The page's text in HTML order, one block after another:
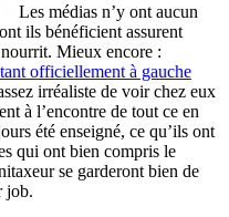
Les médias n’y ont aucun
ils bénéficient assurent
Mieux encore :
officiellement à gauche
irréaliste de voir chez eux
à l’encontre de tout ce en
été enseigné, ce qu’ils ont
qui ont bien compris le
se garderont bien de
job.